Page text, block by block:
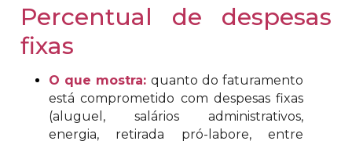
Percentual de despesas
fixas
O que mostra: quanto do faturamento
está comprometido com despesas fixas
(aluguel, salários administrativos,
energia, retirada pró-labore, entre